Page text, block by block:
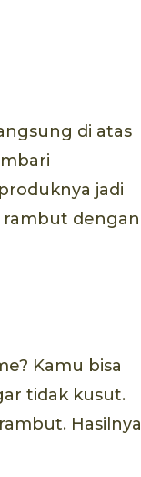
di atas
jadi
dengan
Kamu bisa
tidak kusut.
Hasilnya